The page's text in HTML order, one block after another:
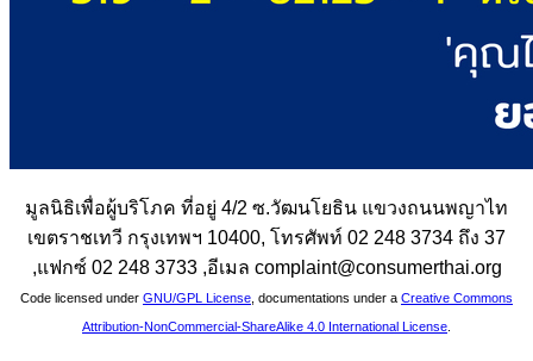
มูลนิธิเพื่อผู้บริโภค ที่อยู่ 4/2 ซ.วัฒนโยธิน แขวงถนนพญาไท
เขตราชเทวี กรุงเทพฯ 10400, โทรศัพท์ 02 248 3734 ถึง 37
,แฟกซ์ 02 248 3733 ,อีเมล complaint@consumerthai.org
Code licensed under GNU/GPL License , documentations under a Creative Commons
Attribution-NonCommercial-ShareAlike 4.0 International License